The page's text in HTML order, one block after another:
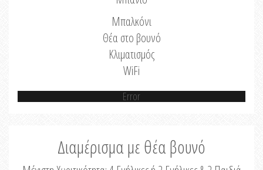
Μπαλκόνι
Θέα στο βουνό
Κλιματισμός
WiFi
Error
Διαμέρισμα με θέα βουνό